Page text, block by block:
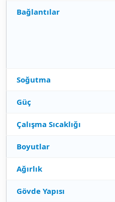
Bağlantılar
Soğutma
Güç
Çalışma Sıcaklığı
Boyutlar
Ağırlık
Gövde Yapısı